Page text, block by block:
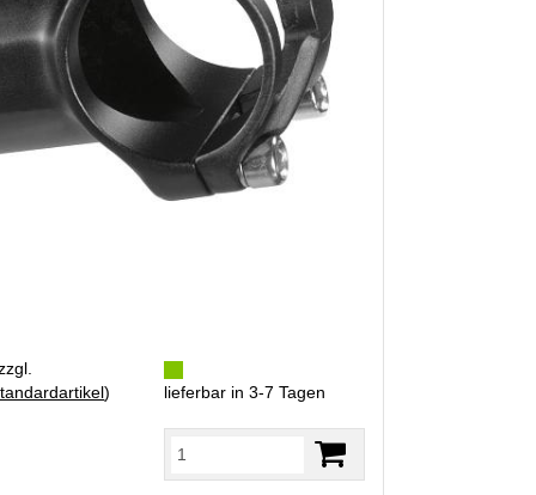
) lieferbar in 3-7 Tagen